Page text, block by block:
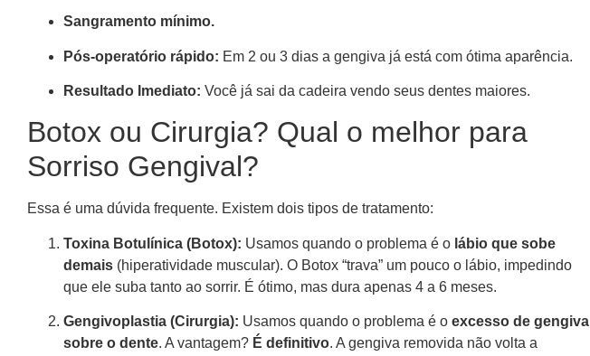
Sangramento mínimo.
Pós-operatório rápido: Em 2 ou 3 dias a gengiva já está com ótima aparência.
Resultado Imediato: Você já sai da cadeira vendo seus dentes maiores.
Botox ou Cirurgia? Qual o melhor para
Sorriso Gengival?
Essa é uma dúvida frequente. Existem dois tipos de tratamento:
Toxina Botulínica (Botox): Usamos quando o problema é o lábio que sobe
demais (hiperatividade muscular). O Botox “trava” um pouco o lábio, impedindo
que ele suba tanto ao sorrir. É ótimo, mas dura apenas 4 a 6 meses.
Gengivoplastia (Cirurgia): Usamos quando o problema é o excesso de gengiva
sobre o dente. A vantagem? É definitivo. A gengiva removida não volta a